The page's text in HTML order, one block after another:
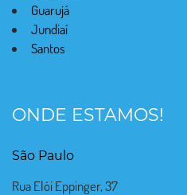
Guarujá
Jundiaí
Santos
ONDE ESTAMOS!
São Paulo
Rua Elói Eppinger, 37